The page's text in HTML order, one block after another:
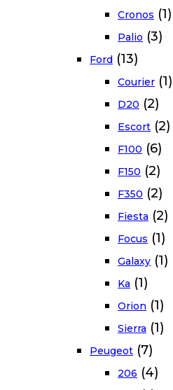
Cronos (1)
Palio (3)
Ford (13)
Courier (1)
D20 (2)
Escort (2)
F100 (6)
F150 (2)
F350 (2)
Fiesta (2)
Focus (1)
Galaxy (1)
Ka (1)
Orion (1)
Sierra (1)
Peugeot (7)
206 (4)